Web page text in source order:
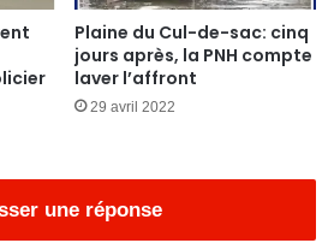
Plaine du Cul-de-sac: cinq
jours après, la PNH compte
laver l’affront
29 avril 2022
une réponse